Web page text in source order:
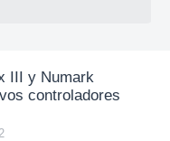
III y Numark
controladores